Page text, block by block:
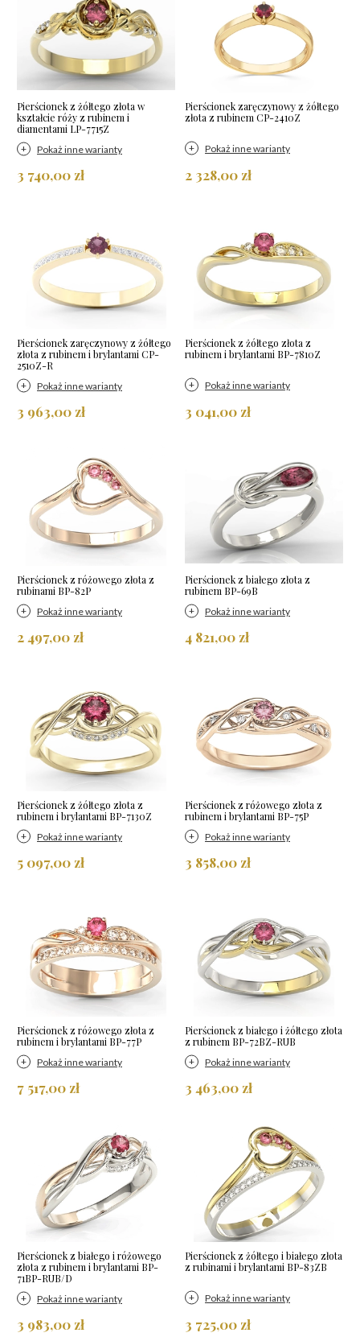
Pierścionek z żółtego złota w
kształcie róży z rubinem i
diamentami LP-7715Z
Pokaż inne warianty
3 740,00 zł
Pierścionek zaręczynowy z żółtego
złota z rubinem CP-2410Z
Pokaż inne warianty
2 328,00 zł
Pierścionek zaręczynowy z żółtego
złota z rubinem i brylantami CP-
2510Z-R
Pokaż inne warianty
3 963,00 zł
Pierścionek z żółtego złota z
rubinem i brylantami BP-7810Z
Pokaż inne warianty
3 041,00 zł
Pierścionek z różowego złota z
rubinami BP-82P
Pokaż inne warianty
2 497,00 zł
Pierścionek z białego złota z
rubinem BP-69B
Pokaż inne warianty
4 821,00 zł
Pierścionek z żółtego złota z
rubinem i brylantami BP-7130Z
Pokaż inne warianty
5 097,00 zł
Pierścionek z różowego złota z
rubinem i brylantami BP-75P
Pokaż inne warianty
3 858,00 zł
Pierścionek z różowego złota z
rubinem i brylantami BP-77P
Pokaż inne warianty
7 517,00 zł
Pierścionek z białego i żółtego złota
z rubinem BP-72BZ-RUB
Pokaż inne warianty
3 463,00 zł
Pierścionek z białego i różowego
złota z rubinem i brylantami BP-
71BP-RUB/D
Pokaż inne warianty
3 983,00 zł
Pierścionek z żółtego i białego złota
z rubinami i brylantami BP-83ZB
Pokaż inne warianty
3 725,00 zł